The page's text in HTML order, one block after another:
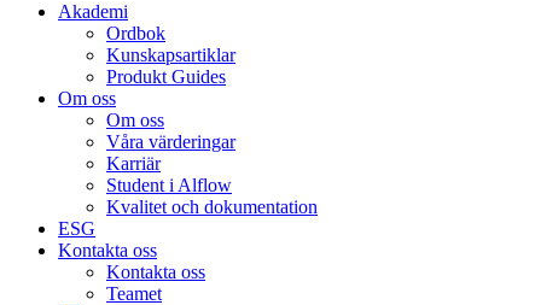
Akademi
Ordbok
Kunskapsartiklar
Produkt Guides
Om oss
Om oss
Våra värderingar
Karriär
Student i Alflow
Kvalitet och dokumentation
ESG
Kontakta oss
Kontakta oss
Teamet